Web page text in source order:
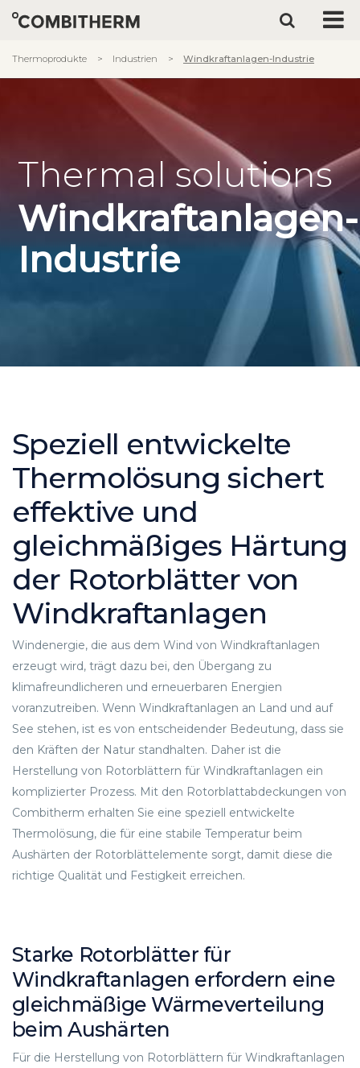
Thermoprodukte Industrien Windkraftanlagen-Industrie
Thermal solutions
Windkraftanlagen-
Industrie
Speziell entwickelte
Thermolösung sichert
effektive und
gleichmäßiges Härtung
der Rotorblätter von
Windkraftanlagen
Windenergie, die aus dem Wind von Windkraftanlagen
erzeugt wird, trägt dazu bei, den Übergang zu
klimafreundlicheren und erneuerbaren Energien
voranzutreiben. Wenn Windkraftanlagen an Land und auf
See stehen, ist es von entscheidender Bedeutung, dass sie
den Kräften der Natur standhalten. Daher ist die
Herstellung von Rotorblättern für Windkraftanlagen ein
komplizierter Prozess. Mit den Rotorblattabdeckungen von
Combitherm erhalten Sie eine speziell entwickelte
Thermolösung, die für eine stabile Temperatur beim
Aushärten der Rotorblättelemente sorgt, damit diese die
richtige Qualität und Festigkeit erreichen.
Starke Rotorblätter für
Windkraftanlagen erfordern eine
gleichmäßige Wärmeverteilung
beim Aushärten
Für die Herstellung von Rotorblättern für Windkraftanlagen